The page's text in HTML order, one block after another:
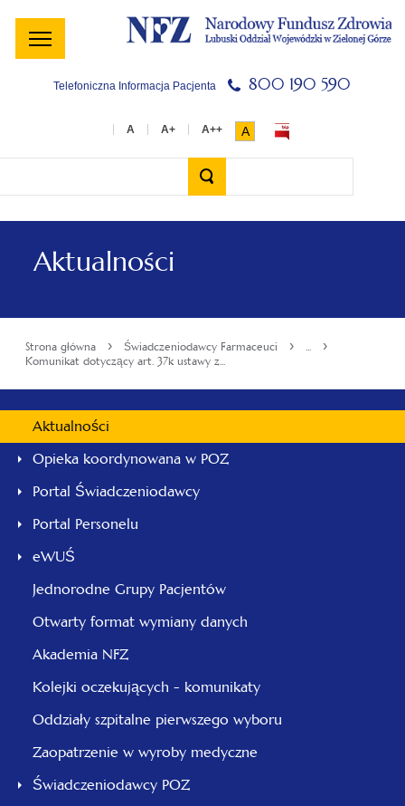
Menu
główne
Menu
lewe
Treść
główna
Szukaj
w
serwisie
Stopka
Telefoniczna Informacja Pacjenta 800 190 590
A
Aktualności
Strona główna › Świadczeniodawcy Farmaceuci › ... ›
Komunikat dotyczący art. 37k ustawy z...
Aktualności
Opieka koordynowana w POZ
Portal Świadczeniodawcy
Portal Personelu
eWUŚ
Jednorodne Grupy Pacjentów
Otwarty format wymiany danych
Akademia NFZ
Kolejki oczekujących - komunikaty
Oddziały szpitalne pierwszego wyboru
Zaopatrzenie w wyroby medyczne
Świadczeniodawcy POZ